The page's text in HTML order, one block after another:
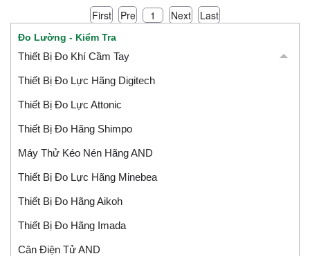
First Pre 1 Next Last
Đo Lường - Kiểm Tra
Thiết Bị Đo Khí Cầm Tay
Thiết Bị Đo Lực Hãng Digitech
Thiết Bị Đo Lực Attonic
Thiết Bị Đo Hãng Shimpo
Máy Thử Kéo Nén Hãng AND
Thiết Bị Đo Lực Hãng Minebea
Thiết Bị Đo Hãng Aikoh
Thiết Bị Đo Hãng Imada
Cân Điện Tử AND